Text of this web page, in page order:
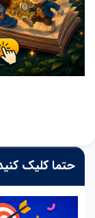
حتما کلیک